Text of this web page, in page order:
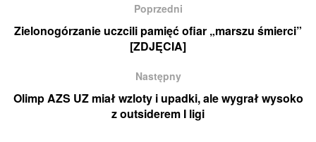
Poprzedni
Zielonogórzanie uczcili pamięć ofiar „marszu śmierci”
[ZDJĘCIA]
Następny
Olimp AZS UZ miał wzloty i upadki, ale wygrał wysoko
z outsiderem I ligi